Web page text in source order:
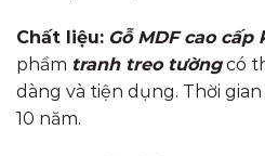
Chất liệu: Gỗ MDF cao cấp
phẩm tranh treo tườngcó
dàng và tiện dụng. Thời
10 năm.